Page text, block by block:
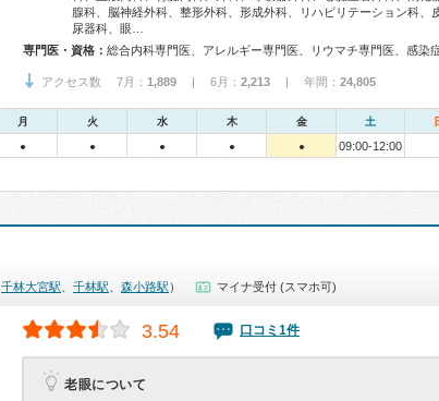
腺科、脳神経外科、整形外科、形成外科、リハビリテーション科、
尿器科、眼…
専門医・資格：
アクセス数 7月： 1,889 | 6月： 2,213 | 年間： 24,805
月 火 水 木 金 土
● ● ● ● ● 09:00-12:00
千林大宮駅 千林駅 森小路駅 ） マイナ受付 (スマホ可)
3.54 口コミ1件
老眼について